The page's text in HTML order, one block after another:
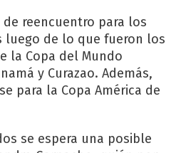
reencuentro para los
luego de lo que fueron los
la Copa del Mundo
y Curazao. Además,
para la Copa América de
se espera una posible